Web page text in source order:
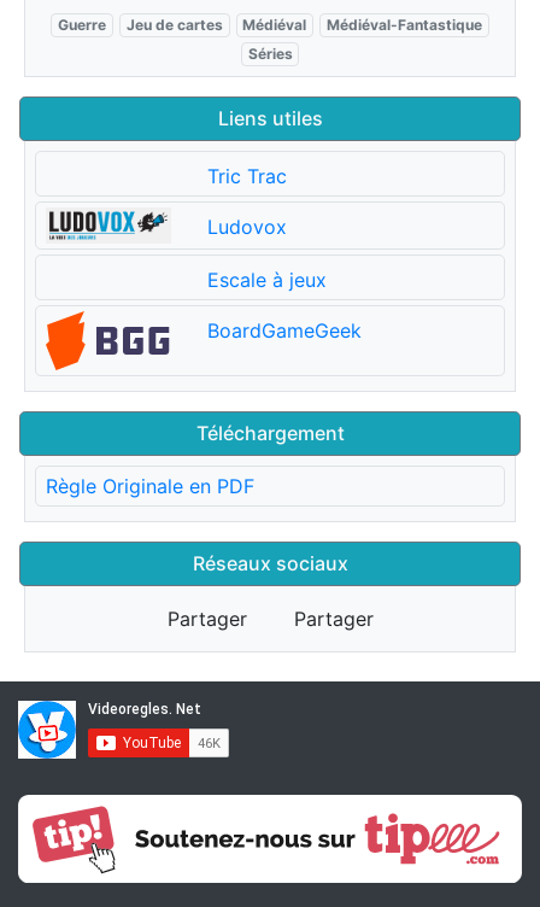
Guerre Jeu de cartes Médiéval
Médiéval-Fantastique
Séries
Liens utiles
Tric Trac
Ludovox
Escale à jeux
BoardGameGeek
Téléchargement
Règle Originale en PDF
Réseaux sociaux
Partager Partager